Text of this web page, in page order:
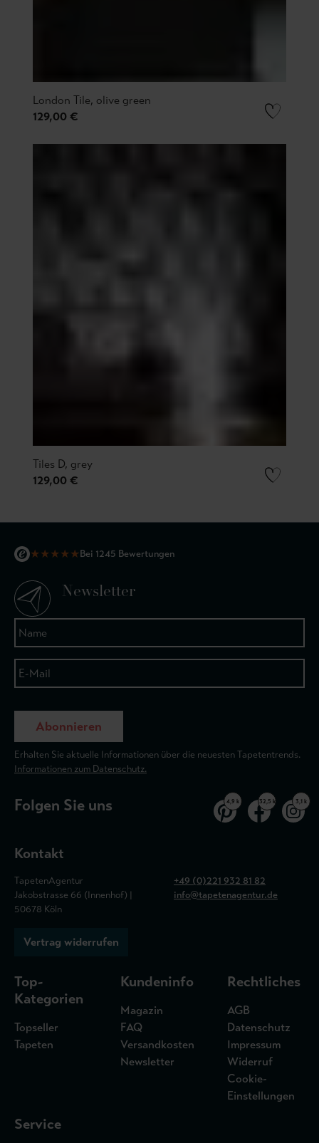
London Tile, olive green
129,00 €
Tiles D, grey
129,00 €
★★★★★Bei 1245 Bewertungen
Newsletter
Abonnieren
Erhalten Sie aktuelle Informationen über die neuesten Tapetentrends.
Informationen zum Datenschutz.
Folgen Sie uns 4,9 k 32,5 k 3,1 k
Kontakt
TapetenAgentur
Jakobstrasse 66 (Innenhof) |
50678 Köln
+49 (0)221 932 81 82
info@tapetenagentur.de
Vertrag widerrufen
Top-
Kategorien
Topseller
Tapeten
Kundeninfo
Magazin
FAQ
Versandkosten
Newsletter
Rechtliches
AGB
Datenschutz
Impressum
Widerruf
Cookie-
Einstellungen
Service